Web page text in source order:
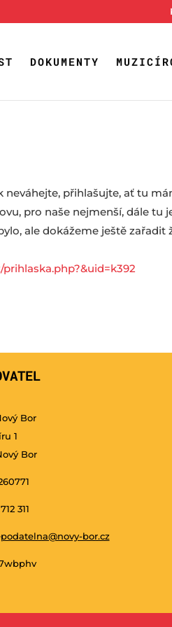
DOKUMENTY
přihlašujte, ať tu
pro naše nejmenší, dále tu
ale dokážeme ještě
Bor
1
Bor
311
bor.cz